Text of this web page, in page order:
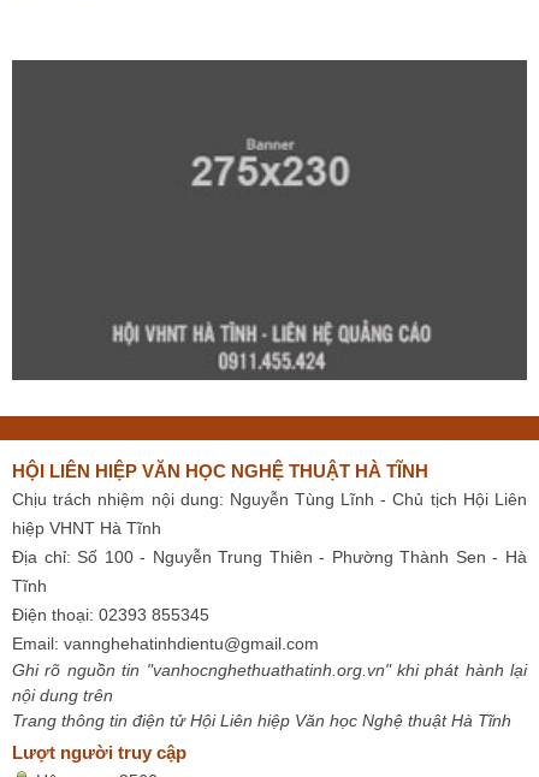
HỘI LIÊN HIỆP VĂN HỌC NGHỆ THUẬT HÀ TĨNH
Chịu trách nhiệm nội dung: Nguyễn Tùng Lĩnh - Chủ tịch Hội Liên
hiệp VHNT Hà Tĩnh
Địa chỉ: Số 100 - Nguyễn Trung Thiên - Phường Thành Sen - Hà
Tĩnh
Điện thoại: 02393 855345
Email: vannghehatinhdientu@gmail.com
Ghi rõ nguồn tin "vanhocnghethuathatinh.org.vn" khi phát hành lại
nội dung trên
Trang thông tin điện tử Hội Liên hiệp Văn học Nghệ thuật Hà Tĩnh
Lượt người truy cập